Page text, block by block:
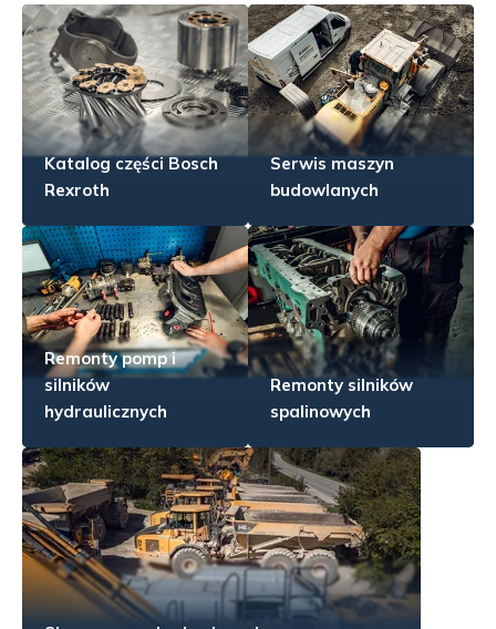
Katalog części Bosch
Rexroth
Serwis maszyn
budowlanych
Remonty pomp i
silników
hydraulicznych
Remonty silników
spalinowych